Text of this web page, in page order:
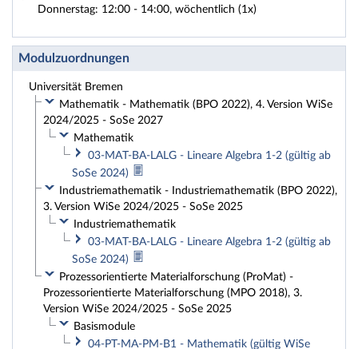
Donnerstag: 12:00 - 14:00, wöchentlich (1x)
Modulzuordnungen
Universität Bremen
Mathematik - Mathematik (BPO 2022), 4. Version WiSe
2024/2025 - SoSe 2027
Mathematik
03-MAT-BA-LALG - Lineare Algebra 1-2 (gültig ab
SoSe 2024)
Industriemathematik - Industriemathematik (BPO 2022),
3. Version WiSe 2024/2025 - SoSe 2025
Industriemathematik
03-MAT-BA-LALG - Lineare Algebra 1-2 (gültig ab
SoSe 2024)
Prozessorientierte Materialforschung (ProMat) -
Prozessorientierte Materialforschung (MPO 2018), 3.
Version WiSe 2024/2025 - SoSe 2025
Basismodule
04-PT-MA-PM-B1 - Mathematik (gültig WiSe